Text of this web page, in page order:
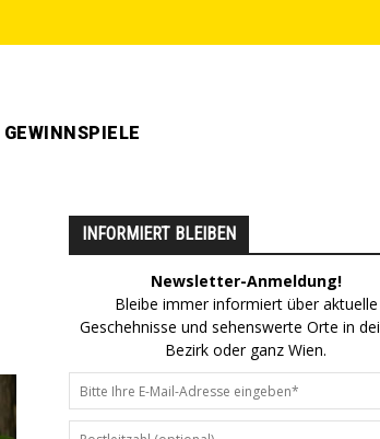
GEWINNSPIELE
INFORMIERT BLEIBEN
Newsletter-Anmeldung!
Bleibe immer informiert über aktuelle
Geschehnisse und sehenswerte Orte in
Bezirk oder ganz Wien.